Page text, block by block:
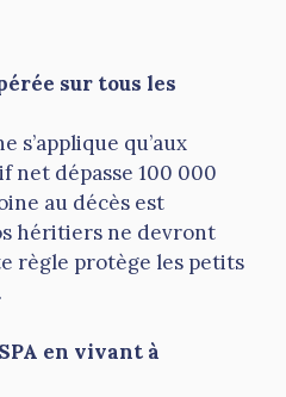
sur tous les
s’applique qu’aux
net dépasse 100 000
au décès est
héritiers ne devront
règle protège les petits
en vivant à